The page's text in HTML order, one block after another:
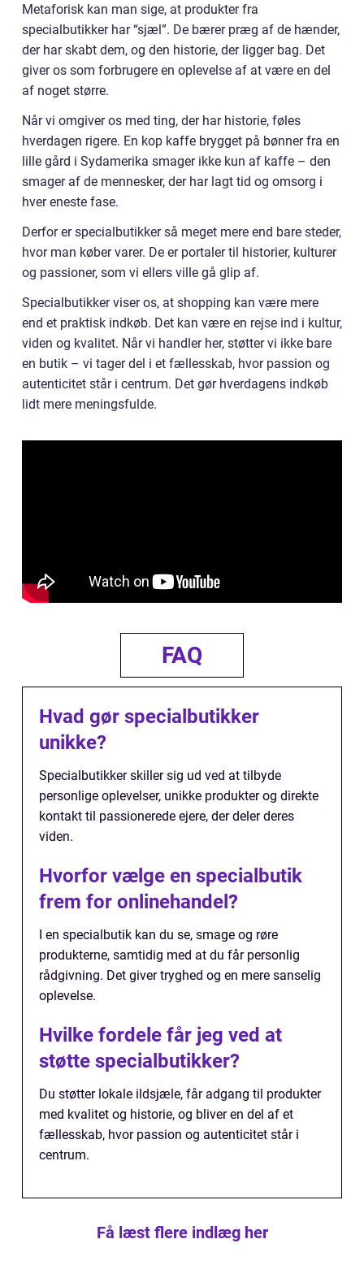
Metaforisk kan man sige, at produkter fra
specialbutikker har “sjæl”. De bærer præg af de hænder,
der har skabt dem, og den historie, der ligger bag. Det
giver os som forbrugere en oplevelse af at være en del
af noget større.
Når vi omgiver os med ting, der har historie, føles
hverdagen rigere. En kop kaffe brygget på bønner fra en
lille gård i Sydamerika smager ikke kun af kaffe – den
smager af de mennesker, der har lagt tid og omsorg i
hver eneste fase.
Derfor er specialbutikker så meget mere end bare steder,
hvor man køber varer. De er portaler til historier, kulturer
og passioner, som vi ellers ville gå glip af.
Specialbutikker viser os, at shopping kan være mere
end et praktisk indkøb. Det kan være en rejse ind i kultur,
viden og kvalitet. Når vi handler her, støtter vi ikke bare
en butik – vi tager del i et fællesskab, hvor passion og
autenticitet står i centrum. Det gør hverdagens indkøb
lidt mere meningsfulde.
FAQ
Hvad gør specialbutikker
unikke?
Specialbutikker skiller sig ud ved at tilbyde
personlige oplevelser, unikke produkter og direkte
kontakt til passionerede ejere, der deler deres
viden.
Hvorfor vælge en specialbutik
frem for onlinehandel?
I en specialbutik kan du se, smage og røre
produkterne, samtidig med at du får personlig
rådgivning. Det giver tryghed og en mere sanselig
oplevelse.
Hvilke fordele får jeg ved at
støtte specialbutikker?
Du støtter lokale ildsjæle, får adgang til produkter
med kvalitet og historie, og bliver en del af et
fællesskab, hvor passion og autenticitet står i
centrum.
Få læst flere indlæg her